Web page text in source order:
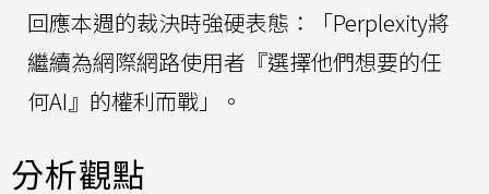
回應本週的裁決時強硬表態：「Perplexity將
繼續為網際網路使用者『選擇他們想要的任
何AI』的權利而戰」。
分析觀點